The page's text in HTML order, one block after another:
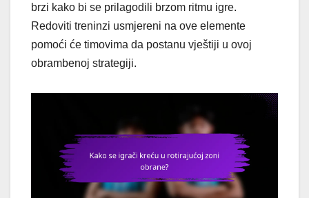
brzi kako bi se prilagodili brzom ritmu igre.
Redoviti treninzi usmjereni na ove elemente
pomoći će timovima da postanu vještiji u ovoj
obrambenoj strategiji.